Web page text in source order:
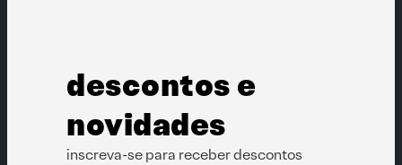
descontos e
novidades
inscreva-se para receber descontos